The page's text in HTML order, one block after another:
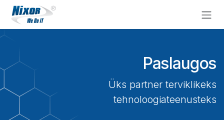
Skip to Content
Paslaugos
Üks partner terviklikeks
tehnoloogiateenusteks